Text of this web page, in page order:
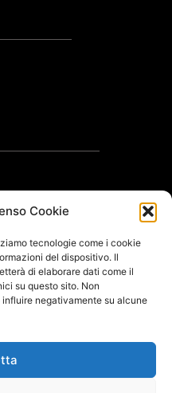
Cookie
tecnologie come i cookie
del dispositivo. Il
di elaborare dati come il
su questo sito. Non
negativamente su alcune